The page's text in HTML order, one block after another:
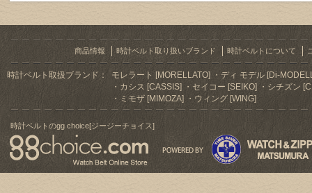
商品情報 時計ベルト取り扱いブランド 時計ベルトについて
時計ベルト取扱ブランド： モレラート [MORELLATO]
ディ モデル [Di-
カシス [CASSIS]
セイコー [SEIKO]
シチズン
ミモザ [MIMOZA]
ウィング [WING]
時計ベルトのgg choice[ジージーチョイス]